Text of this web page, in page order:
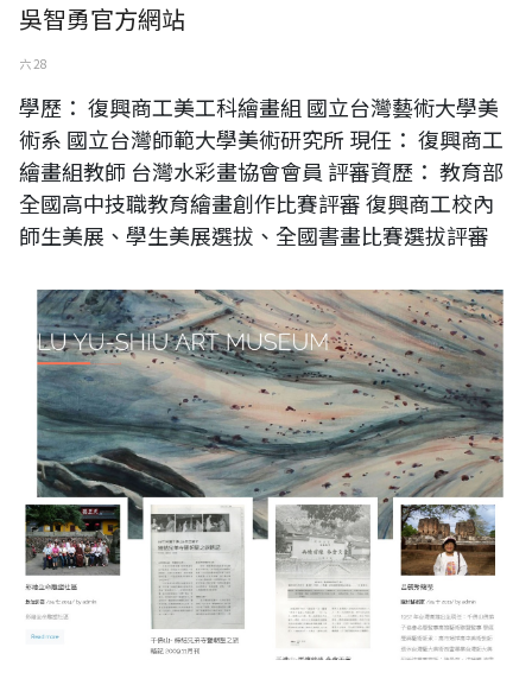
吳智勇官方網站
六 28
學歷： 復興商工美工科繪畫組 國立台灣藝術大學美
術系 國立台灣師範大學美術研究所 現任： 復興商工
繪畫組教師 台灣水彩畫協會會員 評審資歷： 教育部
全國高中技職教育繪畫創作比賽評審 復興商工校內
師生美展、學生美展選拔、全國書畫比賽選拔評審